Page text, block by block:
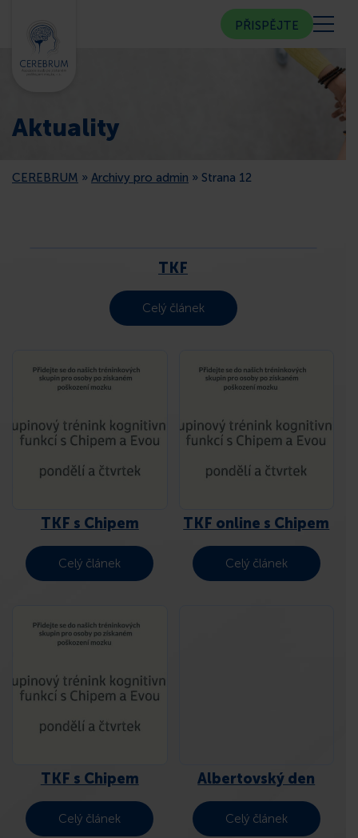
KOMUNITNÍ CENTRUM
KONTAKT
PŘISPĚJTE
Aktuality
CEREBRUM » Archivy pro admin » Strana 12
TKF
Celý článek
TKF s Chipem
Celý článek
TKF online s Chipem
Celý článek
TKF s Chipem
Celý článek
Albertovský den
Celý článek